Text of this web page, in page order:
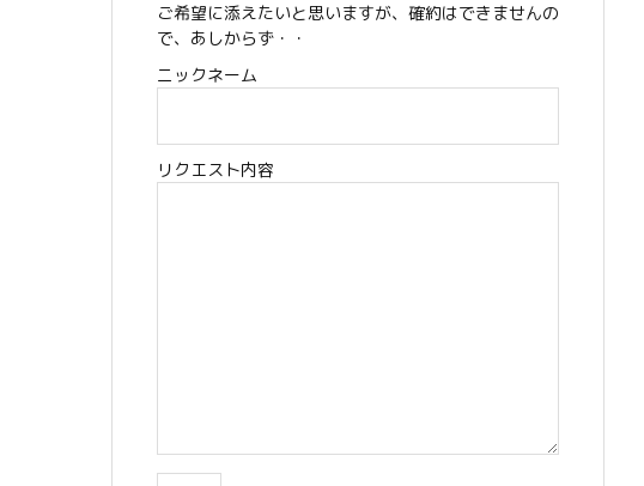
ご希望に添えたいと思いますが、確約はできませんの
で、あしからず・・
ニックネーム
リクエスト内容